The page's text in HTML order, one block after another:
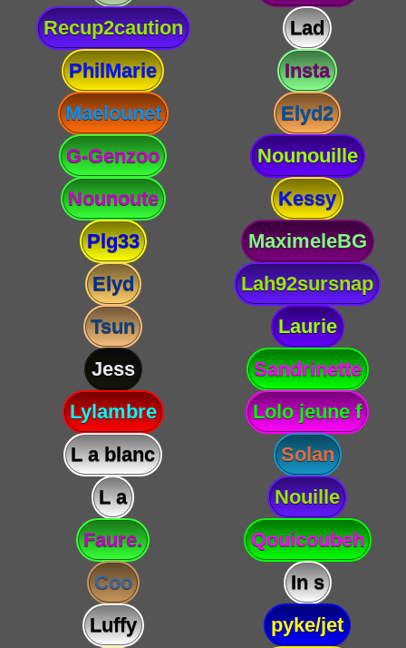
Recup2caution
Lad
PhilMarie
Insta
Maelounet
Elyd2
G-Genzoo
Nounouille
Nounoute
Kessy
Plg33
MaximeleBG
Elyd
Lah92sursnap
Tsun
Laurie
Jess
Sandrinette
Lylambre
Lolo jeune f
L a blanc
Solan
L a
Nouille
Faure.
Qouicoubeh
Coo
In s
Luffy
pyke/jet